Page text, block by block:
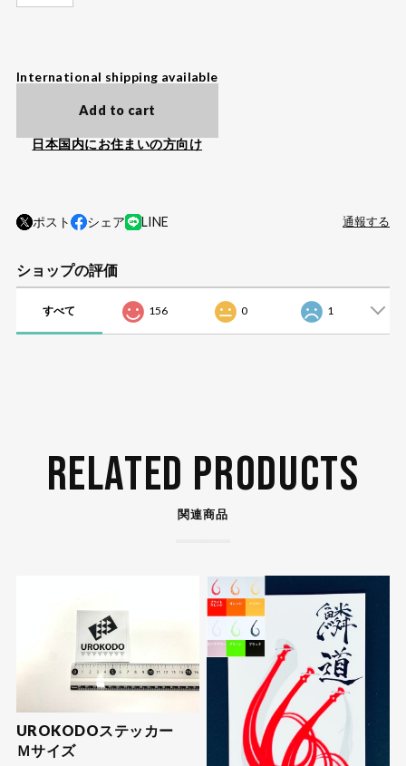
International shipping available
Add to cart
日本国内にお住まいの方向け
ポスト シェア LINE 通報する
ショップの評価
すべて 156 0 1
RELATED PRODUCTS
関連商品
UROKODOステッカー
Ｍサイズ